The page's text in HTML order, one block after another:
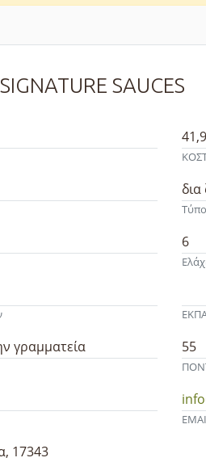
SAUCES
6
γραμματεία 55
17343